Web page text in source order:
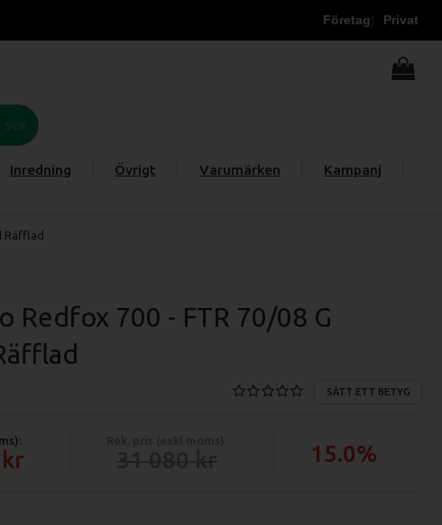
Företag Privat
Inredning Övrigt Varumärken
Kampanj
Räfflad
Redfox 700 - FTR 70/08 G
SÄTT ETT BETYG
15.0%